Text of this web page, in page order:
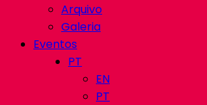
Arquivo
Galeria
Eventos
PT
EN
PT